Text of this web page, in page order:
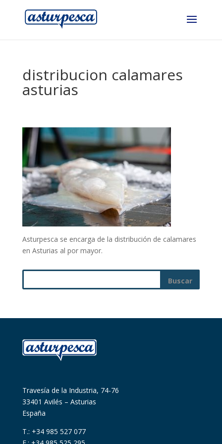
distribucion calamares
asturias
Asturpesca se encarga de la distribución de calamares
en Asturias al por mayor.
Travesía de la Industria, 74-76
33401 Avilés – Asturias
España
T.: +34 985 527 077